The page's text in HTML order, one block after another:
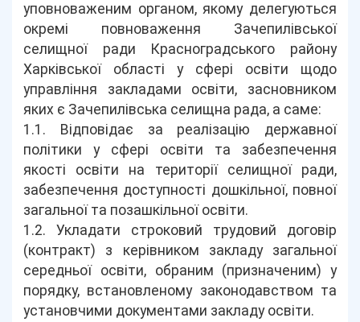
уповноваженим органом, якому делегуються
окремі повноваження Зачепилівської
селищної ради Красноградського району
Харківської області у сфері освіти щодо
управління закладами освіти, засновником
яких є Зачепилівська селищна рада, а саме:
1.1. Відповідає за реалізацію державної
політики у сфері освіти та забезпечення
якості освіти на території селищної ради,
забезпечення доступності дошкільної, повної
загальної та позашкільної освіти.
1.2. Укладати строковий трудовий договір
(контракт) з керівником закладу загальної
середньої освіти, обраним (призначеним) у
порядку, встановленому законодавством та
установчими документами закладу освіти.